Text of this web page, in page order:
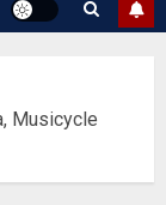
Musicycle